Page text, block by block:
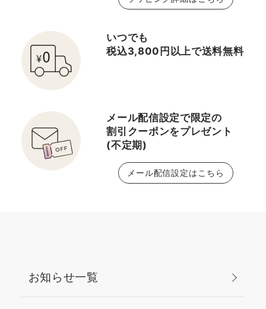
いつでも
税込3,800円以上で送料無料
メール配信設定で限定の
割引クーポンをプレゼント
(不定期)
メール配信設定はこちら
お知らせ一覧